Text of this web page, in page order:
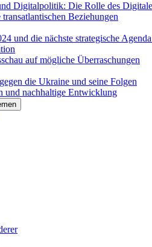
Digitalpolitik: Die Rolle des
Beziehungen
und die nächste strategische
auf mögliche Überraschungen
die Ukraine und seine Folgen
und nachhaltige Entwicklung